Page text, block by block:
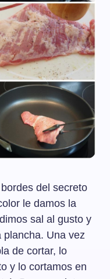
del secreto
le damos la
sal al gusto y
plancha. Una vez
de cortar, lo
y lo cortamos en